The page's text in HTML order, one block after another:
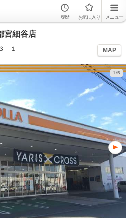
履歴 お気に入り メニュー
宮細谷店
－１ MAP
1/5